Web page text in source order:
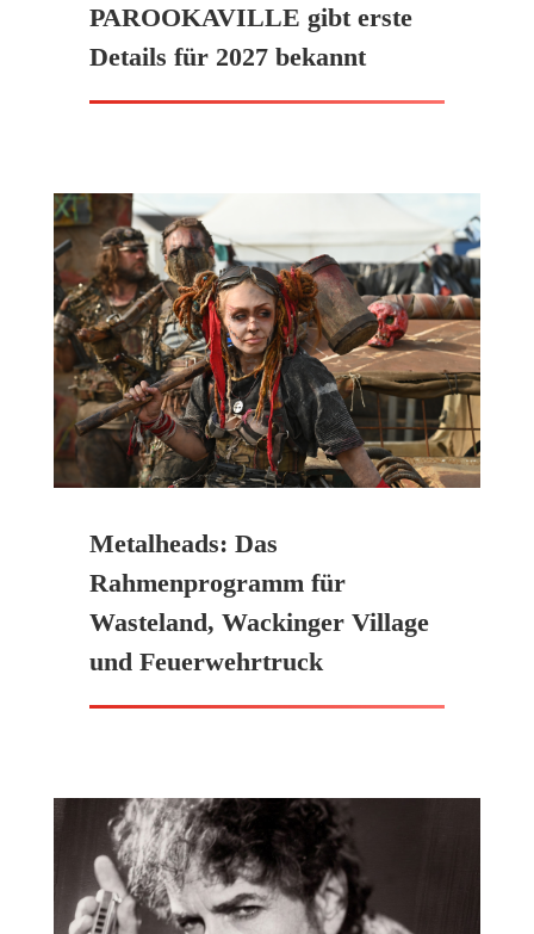
PAROOKAVILLE gibt erste
Details für 2027 bekannt
Metalheads: Das
Rahmenprogramm für
Wasteland, Wackinger Village
und Feuerwehrtruck